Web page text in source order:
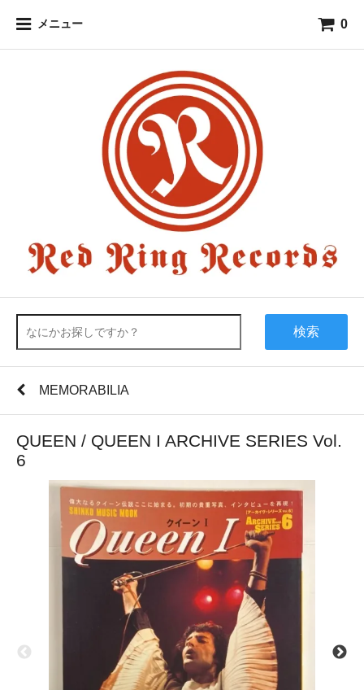
メニュー 0
検索
MEMORABILIA
QUEEN / QUEEN I ARCHIVE SERIES Vol.
6